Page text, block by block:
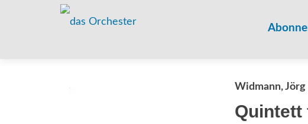
Widmann, Jörg
Quintett